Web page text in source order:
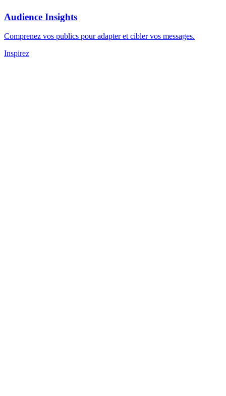
Audience Insights
Comprenez vos publics pour adapter et cibler vos messages.
Inspirez